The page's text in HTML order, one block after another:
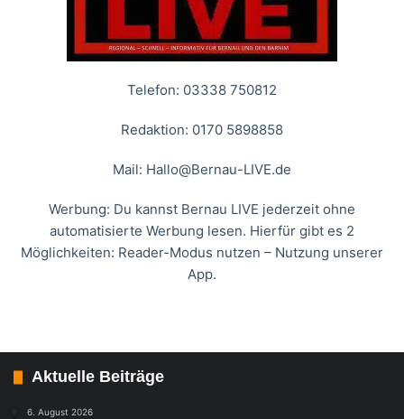
Telefon: 03338 750812
Redaktion: 0170 5898858
Mail: Hallo@Bernau-LIVE.de
Werbung: Du kannst Bernau LIVE jederzeit ohne
automatisierte Werbung lesen. Hierfür gibt es 2
Möglichkeiten: Reader-Modus nutzen – Nutzung unserer
App.
Aktuelle Beiträge
6. August 2026